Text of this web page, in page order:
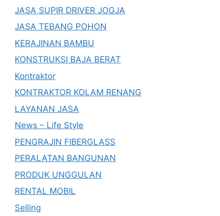
JASA SUPIR DRIVER JOGJA
JASA TEBANG POHON
KERAJINAN BAMBU
KONSTRUKSI BAJA BERAT
Kontraktor
KONTRAKTOR KOLAM RENANG
LAYANAN JASA
News – Life Style
PENGRAJIN FIBERGLASS
PERALATAN BANGUNAN
PRODUK UNGGULAN
RENTAL MOBIL
Selling